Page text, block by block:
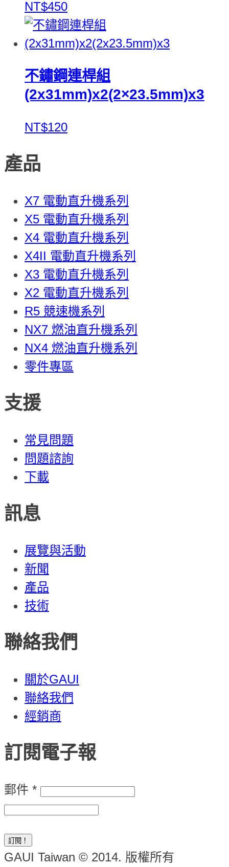
NT$450
不鏽鋼連桿組
(2x31mm)x2(2×23.5mm)x3
NT$120
產品
X7 電動直升機系列
X5 電動直升機系列
X4 電動直升機系列
X4II 電動直升機系列
X3 電動直升機系列
X2 電動直升機系列
R5 競速機系列
NX7 燃油直升機系列
NX4 燃油直升機系列
零件專區
支援
常見問題
問題諮詢
下載
訊息
展覽與活動
新聞
產品
技術
聯絡我們
關於GAUI
聯絡我們
經銷商
訂閱電子報
郵件 *
GAUI Taiwan © 2014. 版權所有